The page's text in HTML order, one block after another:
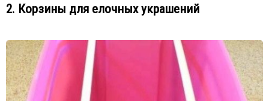
2. Корзины для елочных украшений